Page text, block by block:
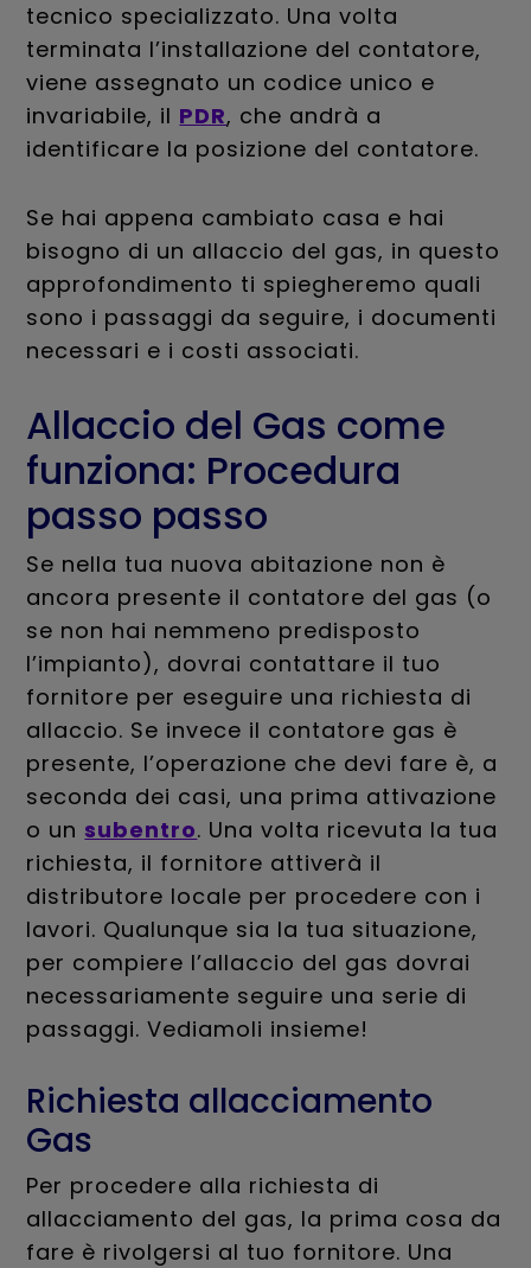
tecnico specializzato. Una volta
terminata l’installazione del contatore,
viene assegnato un codice unico e
invariabile, il PDR, che andrà a
identificare la posizione del contatore.
Se hai appena cambiato casa e hai
bisogno di un allaccio del gas, in questo
approfondimento ti spiegheremo quali
sono i passaggi da seguire, i documenti
necessari e i costi associati.
Allaccio del Gas come
funziona: Procedura
passo passo
Se nella tua nuova abitazione non è
ancora presente il contatore del gas (o
se non hai nemmeno predisposto
l’impianto), dovrai contattare il tuo
fornitore per eseguire una richiesta di
allaccio. Se invece il contatore gas è
presente, l’operazione che devi fare è, a
seconda dei casi, una prima attivazione
o un subentro. Una volta ricevuta la tua
richiesta, il fornitore attiverà il
distributore locale per procedere con i
lavori. Qualunque sia la tua situazione,
per compiere l’allaccio del gas dovrai
necessariamente seguire una serie di
passaggi. Vediamoli insieme!
Richiesta allacciamento
Gas
Per procedere alla richiesta di
allacciamento del gas, la prima cosa da
fare è rivolgersi al tuo fornitore. Una